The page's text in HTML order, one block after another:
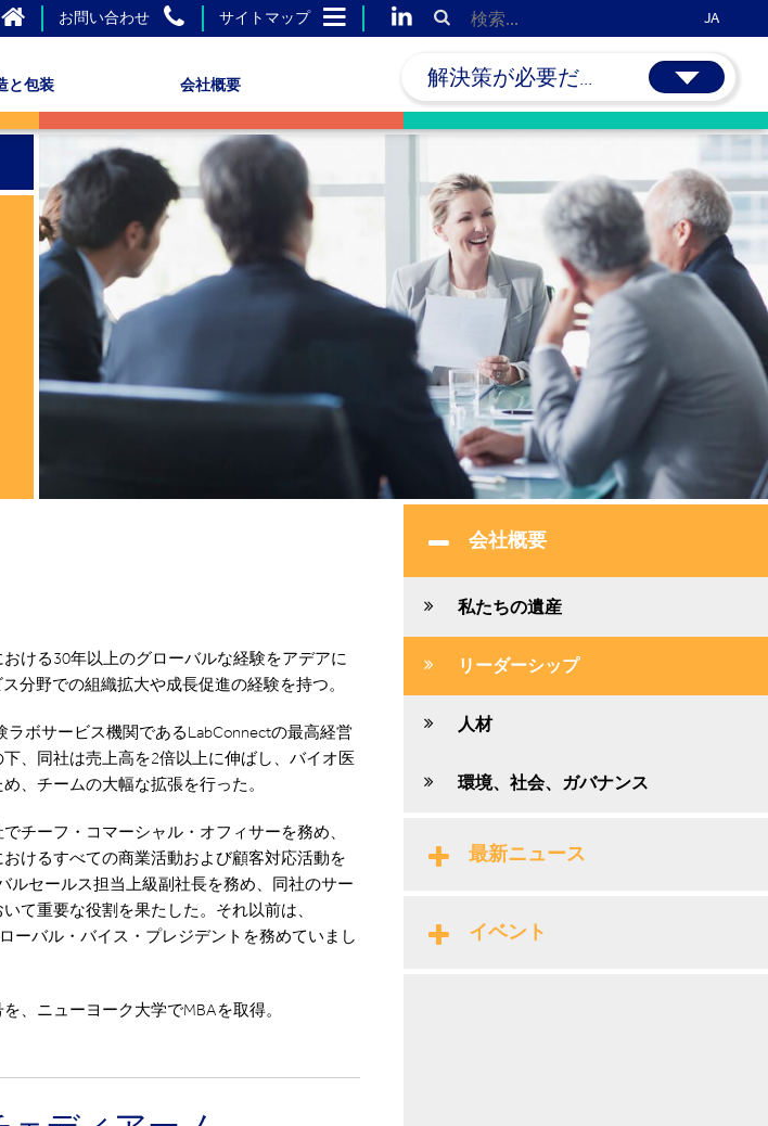
お問い合わせ サイトマップ JA
と包装 会社概要 解決策が必要だ...
ける30年以上のグローバルな経験をアデアに
分野での組織拡大や成長促進の経験を持つ。
ボサービス機関であるLabConnectの最高経営
、同社は売上高を2倍以上に伸ばし、バイオ医
、チームの大幅な拡張を行った。
チーフ・コマーシャル・オフィサーを務め、
けるすべての商業活動および顧客対応活動を
ルセールス担当上級副社長を務め、同社のサー
て重要な役割を果たした。それ以前は、
ーバル・バイス・プレジデントを務めていまし
、ニューヨーク大学でMBAを取得。
会社概要
私たちの遺産
リーダーシップ
人材
環境、社会、ガバナンス
最新ニュース
イベント